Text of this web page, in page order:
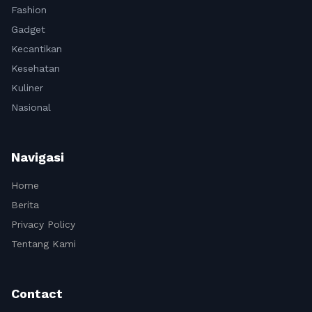
Fashion
Gadget
Kecantikan
Kesehatan
Kuliner
Nasional
Navigasi
Home
Berita
Privacy Policy
Tentang Kami
Contact